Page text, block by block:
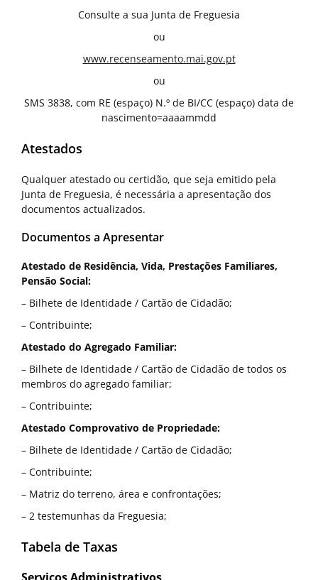
Consulte a sua Junta de Freguesia
ou
www.recenseamento.mai.gov.pt
ou
SMS 3838, com RE (espaço) N.º de BI/CC (espaço) data de
nascimento=aaaammdd
Atestados
Qualquer atestado ou certidão, que seja emitido pela
Junta de Freguesia, é necessária a apresentação dos
documentos actualizados.
Documentos a Apresentar
Atestado de Residência, Vida, Prestações Familiares,
Pensão Social:
– Bilhete de Identidade / Cartão de Cidadão;
– Contribuinte;
Atestado do Agregado Familiar:
– Bilhete de Identidade / Cartão de Cidadão de todos os
membros do agregado familiar;
– Contribuinte;
Atestado Comprovativo de Propriedade:
– Bilhete de Identidade / Cartão de Cidadão;
– Contribuinte;
– Matriz do terreno, área e confrontações;
– 2 testemunhas da Freguesia;
Tabela de Taxas